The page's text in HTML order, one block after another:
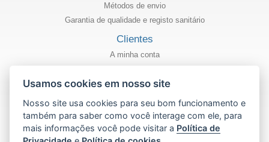
Métodos de envio
Garantia de qualidade e registo sanitário
Clientes
A minha conta
Informação
Política de privacidade
Termos e condições de uso
Política de cookies
Usamos cookies em nosso site
Nosso site usa cookies para seu bom funcionamento e
também para saber como você interage com ele, para
mais informações você pode visitar a Política de